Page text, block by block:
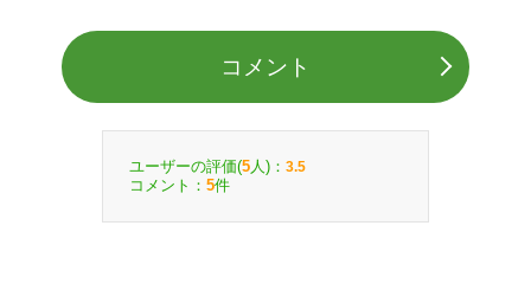
コメント
ユーザーの評価(5 人)： 3.5
コメント： 5件